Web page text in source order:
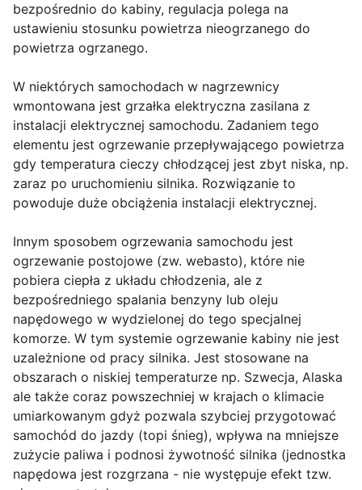
bezpośrednio do kabiny, regulacja polega na
ustawieniu stosunku powietrza nieogrzanego do
powietrza ogrzanego.
W niektórych samochodach w nagrzewnicy
wmontowana jest grzałka elektryczna zasilana z
instalacji elektrycznej samochodu. Zadaniem tego
elementu jest ogrzewanie przepływającego powietrza
gdy temperatura cieczy chłodzącej jest zbyt niska, np.
zaraz po uruchomieniu silnika. Rozwiązanie to
powoduje duże obciążenia instalacji elektrycznej.
Innym sposobem ogrzewania samochodu jest
ogrzewanie postojowe (zw. webasto), które nie
pobiera ciepła z układu chłodzenia, ale z
bezpośredniego spalania benzyny lub oleju
napędowego w wydzielonej do tego specjalnej
komorze. W tym systemie ogrzewanie kabiny nie jest
uzależnione od pracy silnika. Jest stosowane na
obszarach o niskiej temperaturze np. Szwecja, Alaska
ale także coraz powszechniej w krajach o klimacie
umiarkowanym gdyż pozwala szybciej przygotować
samochód do jazdy (topi śnieg), wpływa na mniejsze
zużycie paliwa i podnosi żywotność silnika (jednostka
napędowa jest rozgrzana - nie występuje efekt tzw.